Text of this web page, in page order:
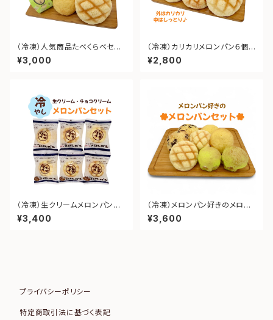
（冷凍）人気商品たべくらべセッ
ト【計６個】 ＊送料込み
¥3,000
（冷凍）カリカリメロンパン６個セ
ット ＊送料込み
¥2,800
（冷凍）生クリームメロンパン３
個、チョコクリームメロンパン３
個 【計6個】 ＊送料込み
¥3,400
（冷凍）メロンパン好きのメロン
パンセット【計8個】＊送料込み
¥3,600
プライバシーポリシー
特定商取引法に基づく表記